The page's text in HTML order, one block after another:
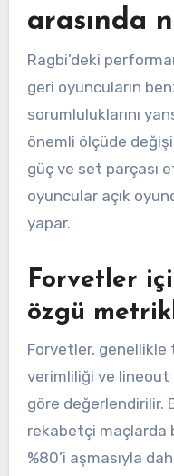
arasında
Ragbi’deki
geri oyuncuların
sorumluluklarını
önemli ölçüde
güç ve set parçası
oyuncular açık
yapar.
Forvetler
özgü
Forvetler, genellikle
verimliliği ve lineout
göre değerlendirilir.
rekabetçi maçlarda
%80’i aşmasıyla